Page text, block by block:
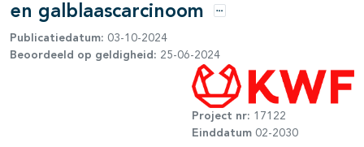
en galblaascarcinoom
Opties
Publicatiedatum: 03-10-2024
Beoordeeld op geldigheid: 25-06-2024
Project nr: 17122
Einddatum 02-2030